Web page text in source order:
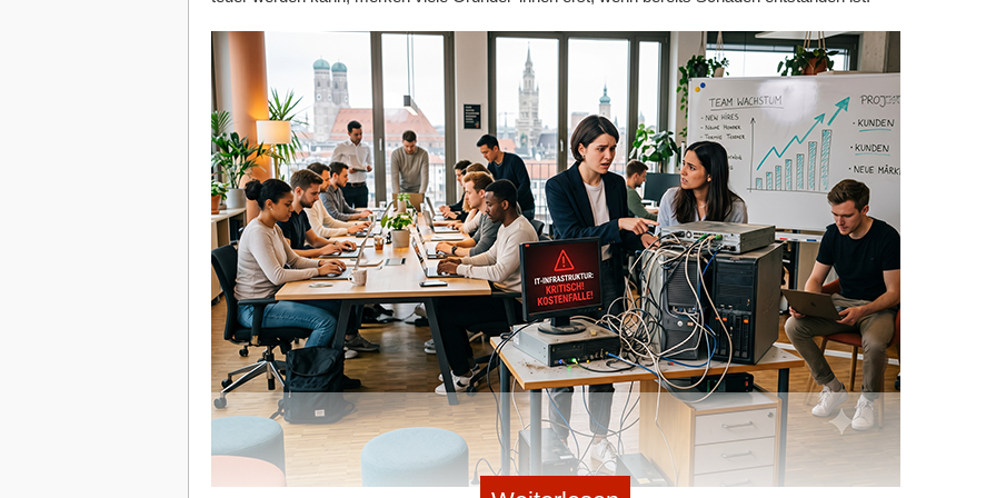
Evernote Peek unterstützt Sie beim Lernen. In Verbindung mit iPad und Smart Cover können Sie
beispielsweise Vokabeln oder Phrasen lernen. Wenn Sie das Smart Cover Ihres iPads leicht
anheben erscheint eine Frage, heben Sie es weiter an, taucht die Antwort auf. Sollten Sie
beispielsweise gerade eine neue Sprache lernen, ist Evernote Peek eine lustige Alternative zu
trockenen Wörterbüchern.
Alle Erweiterungen sind kostenlose Add-ons. Sollten Ihnen 50 Mbyte Transfer-Limit im Monat zu
niedrig sein, dann können Sie über den Kauf der Premiumversion nachdenken. Diese kostet fünf
Euro im Monat oder 40 Euro im Jahr. Die App ist für Android und Apple-Geräte in den jeweiligen
Stores vorhanden.
Hat Ihnen der Artikel gefallen?
Dann melden Sie sich kostenlos für unseren
Newsletteran, um exklusive Inhalte zu erhalten.
eintragen
share me! weiterleiten
Diese Artikel könnten Sie auch interessieren: